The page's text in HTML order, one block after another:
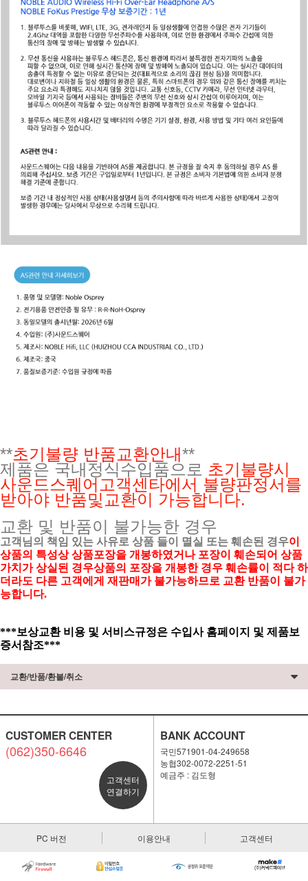
**초기불량 반품교환안내**
제품은 국내정식수입품으로 초기불량시
사운드스퀘어고객센타에서 불량판정서를
받아야 반품및교환이 가능합니다.
교환 및 반품이 불가능한 경우
고객님의 책임 있는 사유로 상품 들이 멸실 또는 훼손된 경우이
상품의 특성상 상품포장을 개봉하였거나 포장이 훼손되어 상품
가치가 상실된 경우상품의 포장을 개봉한 경우 훼손률이 적다 하
더라도 다른 고객에게 재판매가 불가능하므로 교환 반품이 불가
능합니다.
***보상교환 비용 및 서비스규정은 수입사 홈페이지 및 제품보
증서참조***
교환/반품/환불/취소
CUSTOMER CENTER
(062)350-6646
고객센터
연결하기
BANK ACCOUNT
국민571901-04-249658
농협302-0072-2251-51
예금주 : 김도형
PC 버전 이용안내 고객센터